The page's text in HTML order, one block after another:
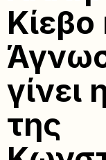
γίνει
της